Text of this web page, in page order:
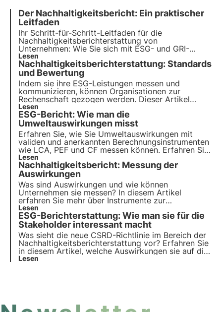
Der Nachhaltigkeitsbericht: Ein praktischer
Leitfaden
Ihr Schritt-für-Schritt-Leitfaden für die
Nachhaltigkeitsberichterstattung von
Unternehmen: Wie Sie sich mit ESG- und GRI-
Standards und erfolgreichen Strategien für eine
grünere, verantwortungsvollere Zukunft
zurechtfinden. Wählen Sie 3Bee für Ihren
Nachhaltigkeitsbericht.
Lesen
Nachhaltigkeitsberichterstattung: Standards
und Bewertung
Indem sie ihre ESG-Leistungen messen und
kommunizieren, können Organisationen zur
Rechenschaft gezogen werden. Dieser Artikel
beleuchtet die Rolle von
authentische Bewertungund zeigt, wie die Projekte
von 3Bee mit den globalen Nachhaltigkeitszielen in
Einklang stehen.
Lesen
ESG-Bericht: Wie man die
Umweltauswirkungen misst
Erfahren Sie, wie Sie Umweltauswirkungen mit
validen und anerkannten Berechnungsinstrumenten
wie LCA, PEF und CF messen können. Erfahren Sie
mehr über effektive Folgenabschätzung und
Kommunikation für Ihren ESG-
Nachhaltigkeitsbericht, indem Sie den neuen
praktischen Leitfaden von 3Bee herunterladen.
Lesen
Nachhaltigkeitsbericht: Messung der
Auswirkungen
Was sind Auswirkungen und wie können
Unternehmen sie messen? In diesem Artikel
erfahren Sie mehr über Instrumente zur
Berechnung der Auswirkungen wie LCA und GHG-
Protokoll. Erfahren Sie mehr mit den Pills from the
Oasis, der digitalen Akademie für
Nachhaltigkeitsexperten von 3Bee.
Lesen
ESG-Berichterstattung: Wie man sie für die
Stakeholder interessant macht
Was sieht die neue CSRD-Richtlinie im Bereich der
Nachhaltigkeitsberichterstattung vor? Erfahren Sie
in diesem Artikel, welche Auswirkungen sie auf die
Verpflichtungen der Unternehmen hat. Erfahren Sie
Lesen